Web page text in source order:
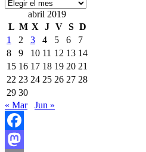
abril 2019
L M X J V S D
1
2 3 4 5 6
7
8
9 10 11 12 13 14
15 16 17 18 19 20 21
22 23 24 25 26 27 28
29 30
« Mar
Jun »
Facebook